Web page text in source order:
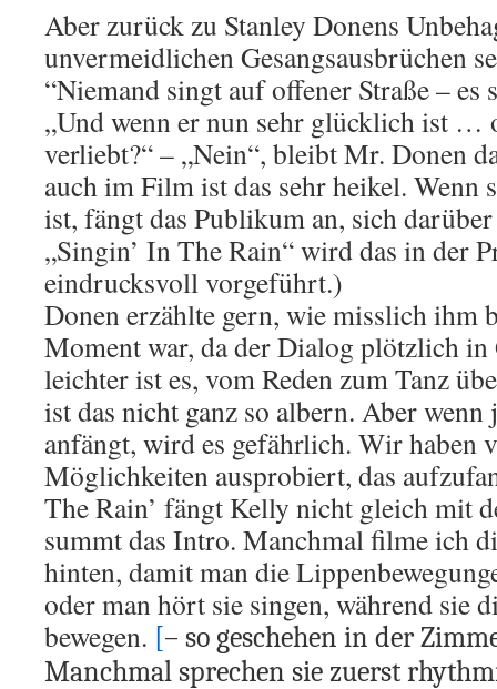
Aber zurück zu Stanley Donens
unvermeidlichen Gesangsausbrüchen
“Niemand singt auf offener Straße – es
„Und wenn er nun sehr glücklich ist …
verliebt?“ – „Nein“, bleibt Mr. Donen
auch im Film ist das sehr heikel. Wenn
ist, fängt das Publikum an, sich
„Singin’ In The Rain“ wird das in der
eindrucksvoll vorgeführt.)
Donen erzählte gern, wie misslich ihm
Moment war, da der Dialog plötzlich in
leichter ist es, vom Reden zum Tanz
ist das nicht ganz so albern. Aber wenn
anfängt, wird es gefährlich. Wir haben
Möglichkeiten ausprobiert, das
The Rain’ fängt Kelly nicht gleich mit
summt das Intro. Manchmal filme ich
hinten, damit man die
oder man hört sie singen, während sie
bewegen. [– so geschehen in der
Manchmal sprechen sie zuerst